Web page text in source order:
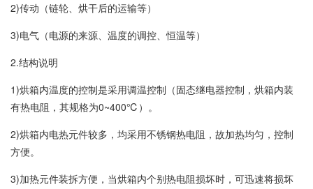
2)传动（链轮、烘干后的运输等）
3)电气（电源的来源、温度的调控、恒温等）
2.结构说明
1)烘箱内温度的控制是采用调温控制（固态继电器控制，烘箱内装
有热电阻，其规格为0~400℃）。
2)烘箱内电热元件较多，均采用不锈钢热电阻，故加热均匀，控制
方便。
3)加热元件装拆方便，当烘箱内个别热电阻损坏时，可迅速将损坏